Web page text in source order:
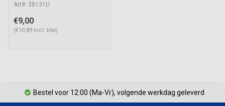
Art#: 38131U
€9,00
(€10,89 Incl. btw)
Bestel voor 12:00 (Ma-Vr), volgende werkdag geleverd